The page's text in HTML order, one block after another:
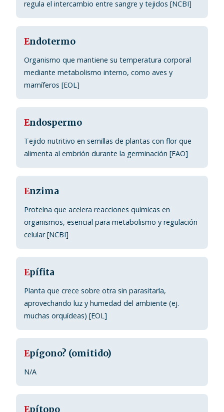
regula el intercambio entre sangre y tejidos [NCBI]
Endotermo
Organismo que mantiene su temperatura corporal
mediante metabolismo interno, como aves y
mamíferos [EOL]
Endospermo
Tejido nutritivo en semillas de plantas con flor que
alimenta al embrión durante la germinación [FAO]
Enzima
Proteína que acelera reacciones químicas en
organismos, esencial para metabolismo y regulación
celular [NCBI]
Epífita
Planta que crece sobre otra sin parasitarla,
aprovechando luz y humedad del ambiente (ej.
muchas orquídeas) [EOL]
Epígono? (omitido)
N/A
Epítopo